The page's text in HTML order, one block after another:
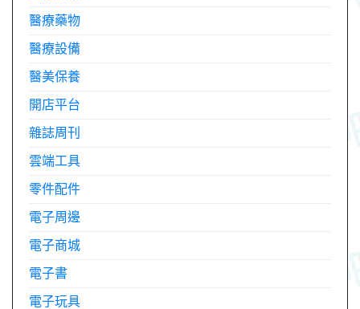
醫療藥物
醫療設備
醫美保養
開店平台
雜誌周刊
雲端工具
零件配件
電子周邊
電子商城
電子書
電子玩具